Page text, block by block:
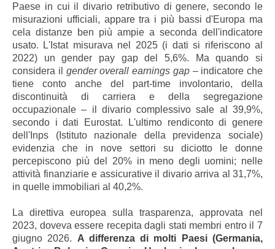
Paese in cui il divario retributivo di genere, secondo le
misurazioni ufficiali, appare tra i più bassi d'Europa ma
cela distanze ben più ampie a seconda dell'indicatore
usato. L'Istat misurava nel 2025 (i dati si riferiscono al
2022) un gender pay gap del 5,6%. Ma quando si
considera il gender overall earnings gap– indicatore che
tiene conto anche del part-time involontario, della
discontinuità di carriera e della segregazione
occupazionale – il divario complessivo sale al 39,9%,
secondo i dati Eurostat. L'ultimo rendiconto di genere
dell'Inps (Istituto nazionale della previdenza sociale)
evidenzia che in nove settori su diciotto le donne
percepiscono più del 20% in meno degli uomini; nelle
attività finanziarie e assicurative il divario arriva al 31,7%,
in quelle immobiliari al 40,2%.
La direttiva europea sulla trasparenza, approvata nel
2023, doveva essere recepita dagli stati membri entro il 7
giugno 2026. A differenza di molti Paesi (Germania,